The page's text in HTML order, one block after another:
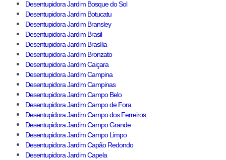
Desentupidora Jardim Bosque do Sol
Desentupidora Jardim Botucatu
Desentupidora Jardim Bransley
Desentupidora Jardim Brasil
Desentupidora Jardim Brasília
Desentupidora Jardim Bronzato
Desentupidora Jardim Caiçara
Desentupidora Jardim Campina
Desentupidora Jardim Campinas
Desentupidora Jardim Campo Belo
Desentupidora Jardim Campo de Fora
Desentupidora Jardim Campo dos Ferreiros
Desentupidora Jardim Campo Grande
Desentupidora Jardim Campo Limpo
Desentupidora Jardim Capão Redondo
Desentupidora Jardim Capela